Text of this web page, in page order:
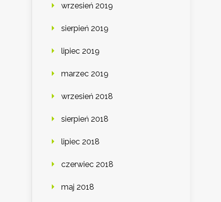
wrzesień 2019
sierpień 2019
lipiec 2019
marzec 2019
wrzesień 2018
sierpień 2018
lipiec 2018
czerwiec 2018
maj 2018